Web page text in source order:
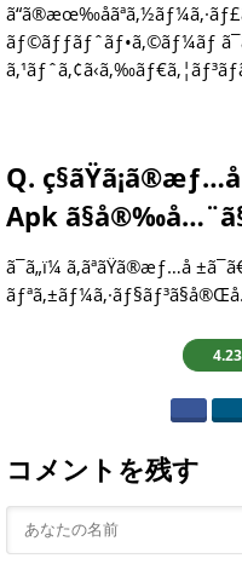
ãƒ©ãƒƒãƒˆãƒ•ã‚©ãƒ¼ãƒ
Q.
Apk
ã¯ã„ï¼ ã‚ãªãŸã®æƒ…å
4.23
コメントを残す